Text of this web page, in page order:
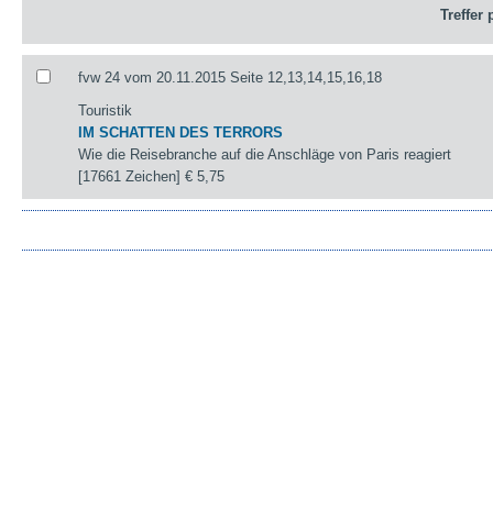
Treffer
fvw 24 vom 20.11.2015 Seite 12,13,14,15,16,18
Touristik
IM SCHATTEN DES TERRORS
Wie die Reisebranche auf die Anschläge von Paris reagiert
[17661 Zeichen]€ 5,75